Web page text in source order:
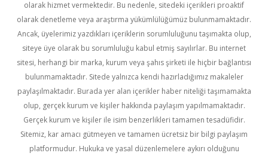
olarak hizmet vermektedir. Bu nedenle, sitedeki içerikleri proaktif
olarak denetleme veya araştırma yükümlülüğümüz bulunmamaktadır.
Ancak, üyelerimiz yazdıkları içeriklerin sorumluluğunu taşımakta olup,
siteye üye olarak bu sorumluluğu kabul etmiş sayılırlar. Bu internet
sitesi, herhangi bir marka, kurum veya şahıs şirketi ile hiçbir bağlantısı
bulunmamaktadır. Sitede yalnızca kendi hazırladığımız makaleler
paylaşılmaktadır. Burada yer alan içerikler haber niteliği taşımamakta
olup, gerçek kurum ve kişiler hakkında paylaşım yapılmamaktadır.
Gerçek kurum ve kişiler ile isim benzerlikleri tamamen tesadüfidir.
Sitemiz, kar amacı gütmeyen ve tamamen ücretsiz bir bilgi paylaşım
platformudur. Hukuka ve yasal düzenlemelere aykırı olduğunu